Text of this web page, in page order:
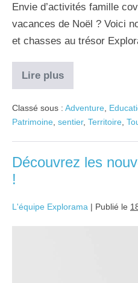
Envie d’activités famille
vacances de Noël ? Voici
et chasses au trésor
Lire plus
Classé sous : Adventure
Patrimoine sentier, Territoire
Découvrez les
!
L'équipe Explorama | Publié le